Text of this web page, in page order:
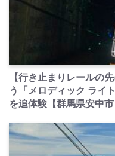
【行き止まりレールの
う「メロディック ライ
を追体験【群馬県安中市